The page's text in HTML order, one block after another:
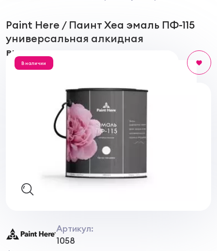
Paint Here / Паинт Хеа эмаль ПФ-115
универсальная алкидная
высокоглянцевая
В наличии
Артикул:
1058